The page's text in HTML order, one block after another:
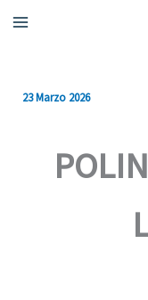
23 Marzo 2026